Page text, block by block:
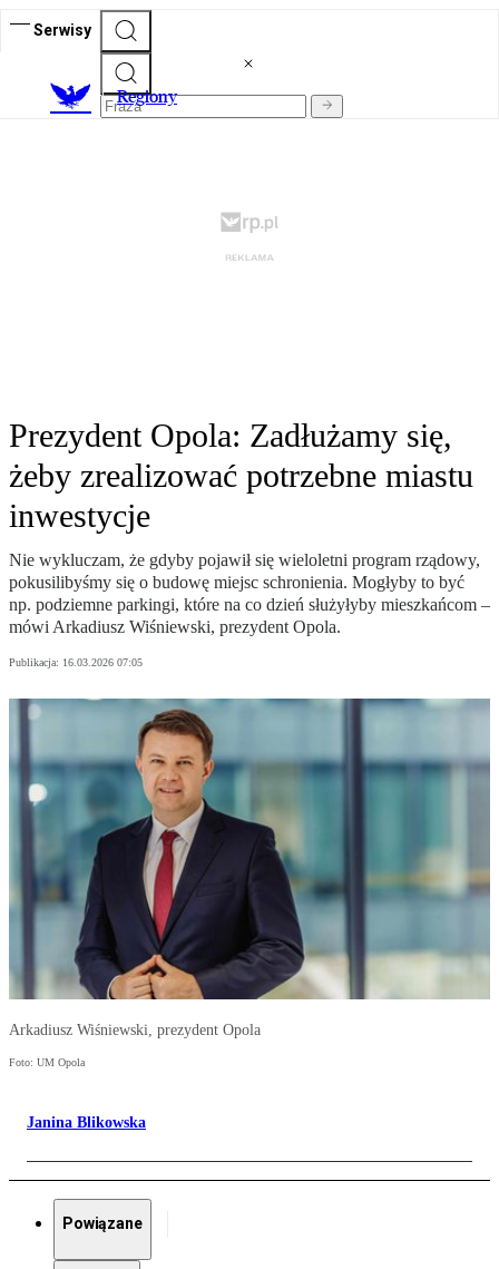
Serwisy
Regiony
Prezydent Opola: Zadłużamy się,
żeby zrealizować potrzebne miastu
inwestycje
Nie wykluczam, że gdyby pojawił się wieloletni program rządowy,
pokusilibyśmy się o budowę miejsc schronienia. Mogłyby to być
np. podziemne parkingi, które na co dzień służyłyby mieszkańcom –
mówi Arkadiusz Wiśniewski, prezydent Opola.
Publikacja: 16.03.2026 07:05
Arkadiusz Wiśniewski, prezydent Opola
Foto: UM Opola
Janina Blikowska
Powiązane